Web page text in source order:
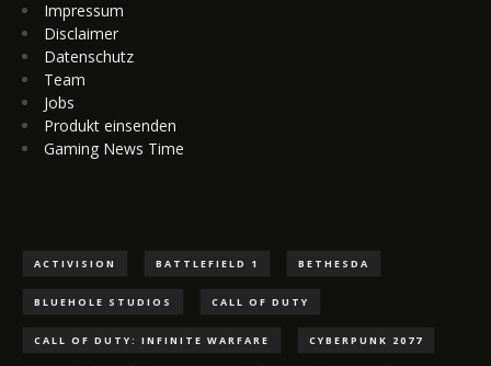
Impressum
Disclaimer
Datenschutz
Team
Jobs
Produkt einsenden
Gaming News Time
ACTIVISION BATTLEFIELD 1 BETHESDA
BLUEHOLE STUDIOS CALL OF DUTY
CALL OF DUTY: INFINITE WARFARE CYBERPUNK 2077